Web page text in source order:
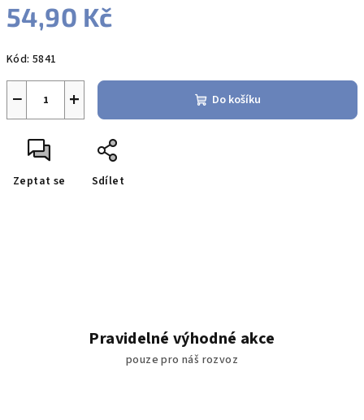
54,90 Kč
cena:
Kód: 5841
+
− Do košíku
Zeptat se Sdílet
Pravidelné výhodné akce
pouze pro náš rozvoz